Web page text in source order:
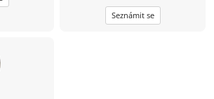
vztah, ve kterém bude vládnout
důvěra, komunikace, láska a
upřímnost.
Seznámit se